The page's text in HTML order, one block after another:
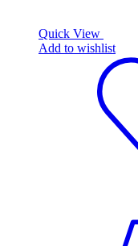
Quick View
Add to wishlist